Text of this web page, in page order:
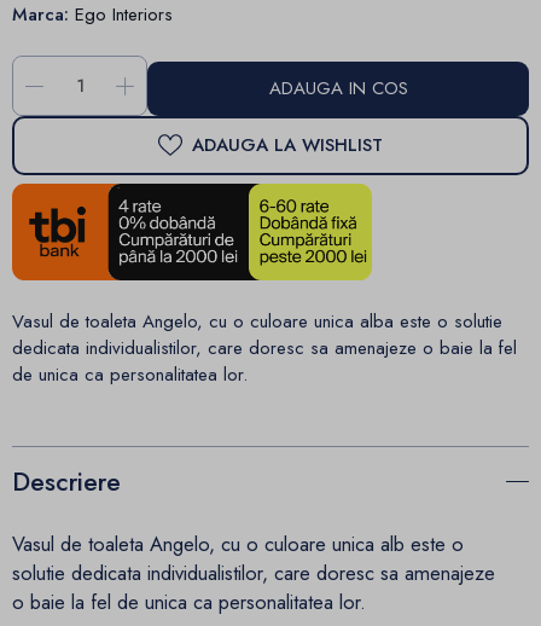
Marca: Ego Interiors
- + ADAUGA IN COS
ADAUGA LA WISHLIST
Vasul de toaleta Angelo, cu o culoare unica alba este o solutie
dedicata individualistilor, care doresc sa amenajeze o baie la fel
de unica ca personalitatea lor.
Descriere
Vasul de toaleta Angelo, cu o culoare unica alb este o
solutie dedicata individualistilor, care doresc sa amenajeze
o baie la fel de unica ca personalitatea lor.